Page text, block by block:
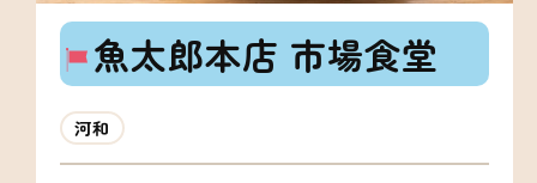
魚太郎本店 市場食堂
河和